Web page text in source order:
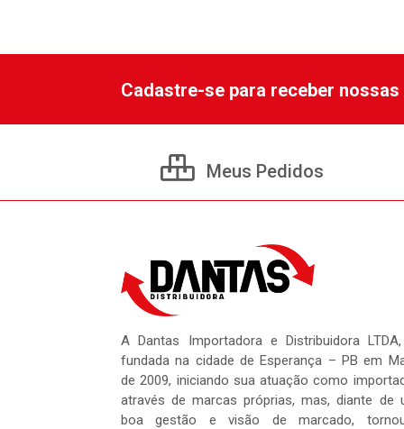
Cadastre-se para receber
Meus Pedidos
A Dantas Importadora e Distribuidora
fundada na cidade de Esperança – PB em
de 2009, iniciando sua atuação como
através de marcas próprias, mas, diante de
boa gestão e visão de marcado,